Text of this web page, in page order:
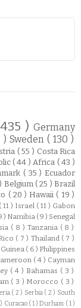
)Germany
)Sweden( 130 )
( 55 ) Costa Rica
( 44 ) Africa ( 43 )
( 35 ) Ecuador
Belgium ( 25 )Brazil
( 20 )Hawaii ( 19 )
( 11 ) Israel ( 11 ) Gabon
) Namibia ( 9 ) Senegal
( 8 ) Tanzania ( 8 )
( 7 ) Thailand ( 7 )
( 6 ) Philippines
( 4 ) Cayman
( 4 ) Bahamas ( 3 )
( 3 ) Morocco ( 3 )
( 2 ) Serbia ( 2 ) South
Curacao ( 1 )Durham ( 1 )